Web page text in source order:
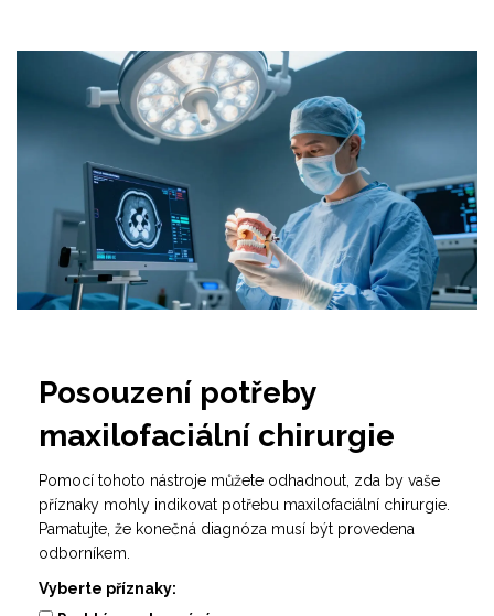
Posouzení potřeby
maxilofaciální chirurgie
Pomocí tohoto nástroje můžete odhadnout, zda by vaše
příznaky mohly indikovat potřebu maxilofaciální chirurgie.
Pamatujte, že konečná diagnóza musí být provedena
odborníkem.
Vyberte příznaky: